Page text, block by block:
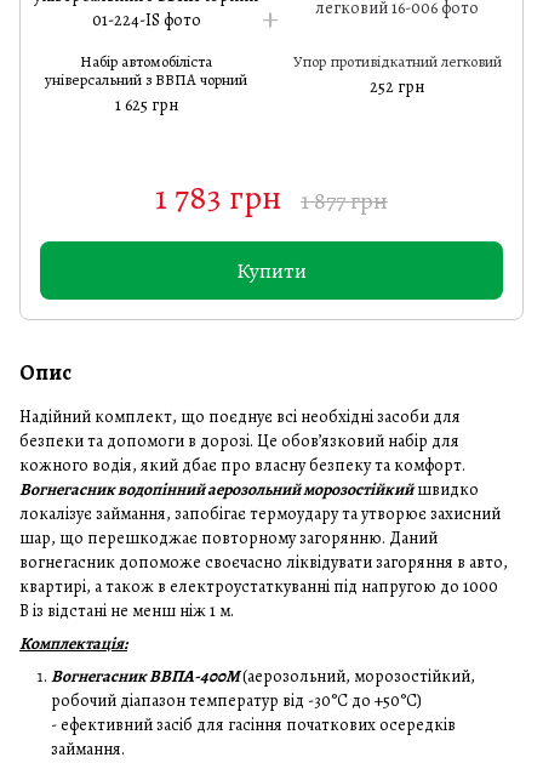
Набір автомобіліста
універсальний з ВВПА чорний
1 625 грн
Упор противідкатний легковий
252 грн
1 783 грн 1 877 грн
Купити
Опис
Надійний комплект, що поєднує всі необхідні засоби для
безпеки та допомоги в дорозі. Це обов’язковий набір для
кожного водія, який дбає про власну безпеку та комфорт.
Вогнегасник водопінний аерозольний морозостійкийшвидко
локалізує займання, запобігає термоудару та утворює захисний
шар, що перешкоджає повторному загорянню. Даний
вогнегасник допоможе своєчасно ліквідувати загоряння в авто,
квартирі, а також в електроустаткуванні під напругою до 1000
В із відстані не менш ніж 1 м.
Комплектація:
Вогнегасник ВВПА-400М(аерозольний, морозостійкий,
робочий діапазон температур від -30°C до +50°C)
- ефективний засіб для гасіння початкових осередків
займання.